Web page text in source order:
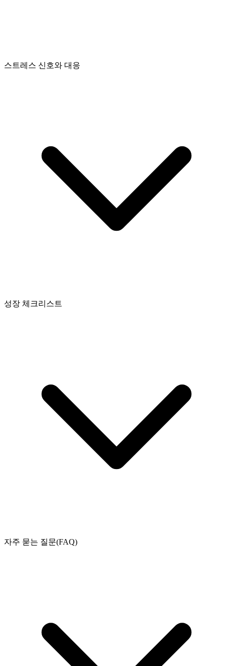
스트레스 신호와 대응
성장 체크리스트
자주 묻는 질문(FAQ)